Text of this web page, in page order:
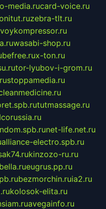
media.rucard-voice.ru
zebra-tlt.ru
wasabi-shop.ru
x-ton.ru
tor-lyubov-i-grom.ru
stoppamedia.ru
tutmassage.ru
net-life.net.ru
alliance-electro.spb.ru
kinzozo-ru.ru
eugrus.pp.ru
bezmorchin.ruia2.ru
kolosok-elita.ru
avegainfo.ru